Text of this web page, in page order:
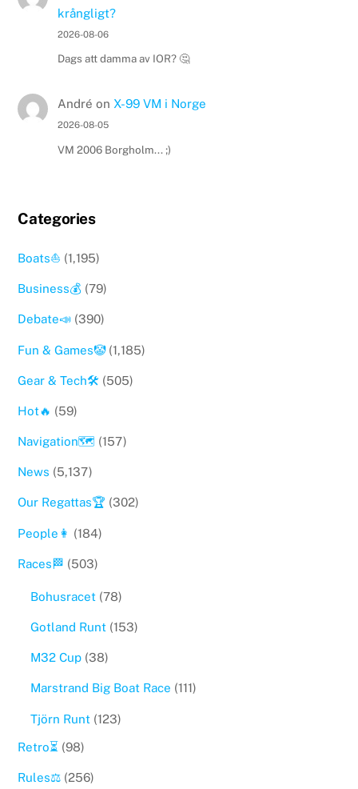
krångligt?
2026-08-06
Dags att damma av IOR? 🤔
André on X-99 VM i Norge
2026-08-05
VM 2006 Borgholm... ;)
Categories
Boats⛵️ (1,195)
Business💰 (79)
Debate📣 (390)
Fun & Games🤡(1,185)
Gear & Tech🛠 (505)
Hot🔥 (59)
Navigation🗺 (157)
News (5,137)
Our Regattas🏆 (302)
People👩 (184)
Races🏁 (503)
Bohusracet(78)
Gotland Runt(153)
M32 Cup(38)
Marstrand Big Boat Race (111)
Tjörn Runt(123)
Retro⏳ (98)
Rules⚖️ (256)